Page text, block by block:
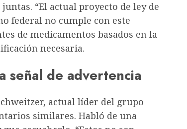
“El actual proyecto de ley de
federal no cumple con este
de medicamentos basados ​​en la
necesaria.
señal de advertencia
actual líder del grupo
similares. Habló de una